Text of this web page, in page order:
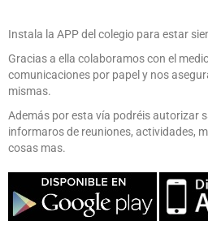
Instala la APP del colegio para estar
Gracias a ella colaboramos con el
comunicaciones por papel y nos
mismas.
Además por esta vía podréis autorizar
informaros de reuniones, actividades,
cosas mas.